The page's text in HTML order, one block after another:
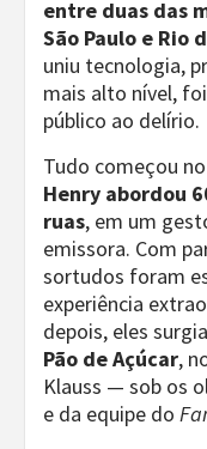
entre duas das
São Paulo e Rio
uniu tecnologia,
mais alto nível,
público ao delírio.
Tudo começou
Henry abordou
ruas, em um
emissora. Com
sortudos foram
experiência
depois, eles
Pão de Açúcar,
Klauss — sob os
e da equipe do